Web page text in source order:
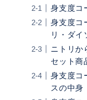
身支度コ
身支度コ
リ・ダイ
ニトリか
セット商
身支度コ
スの中身